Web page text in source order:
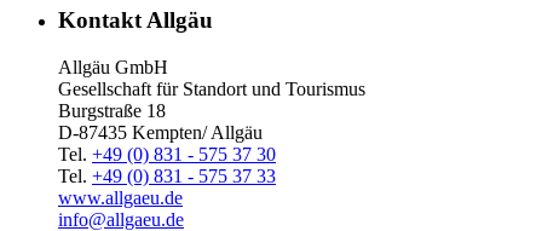
Kontakt Allgäu
Allgäu GmbH
Gesellschaft für Standort und Tourismus
Burgstraße 18
D-87435 Kempten/ Allgäu
Tel. +49 (0) 831 - 575 37 30
Tel. +49 (0) 831 - 575 37 33
www.allgaeu.de
info@allgaeu.de